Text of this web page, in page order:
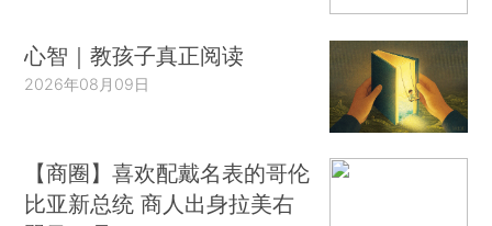
心智｜教孩子真正阅读
2026年08月09日
【商圈】喜欢配戴名表的哥伦
比亚新总统 商人出身拉美右